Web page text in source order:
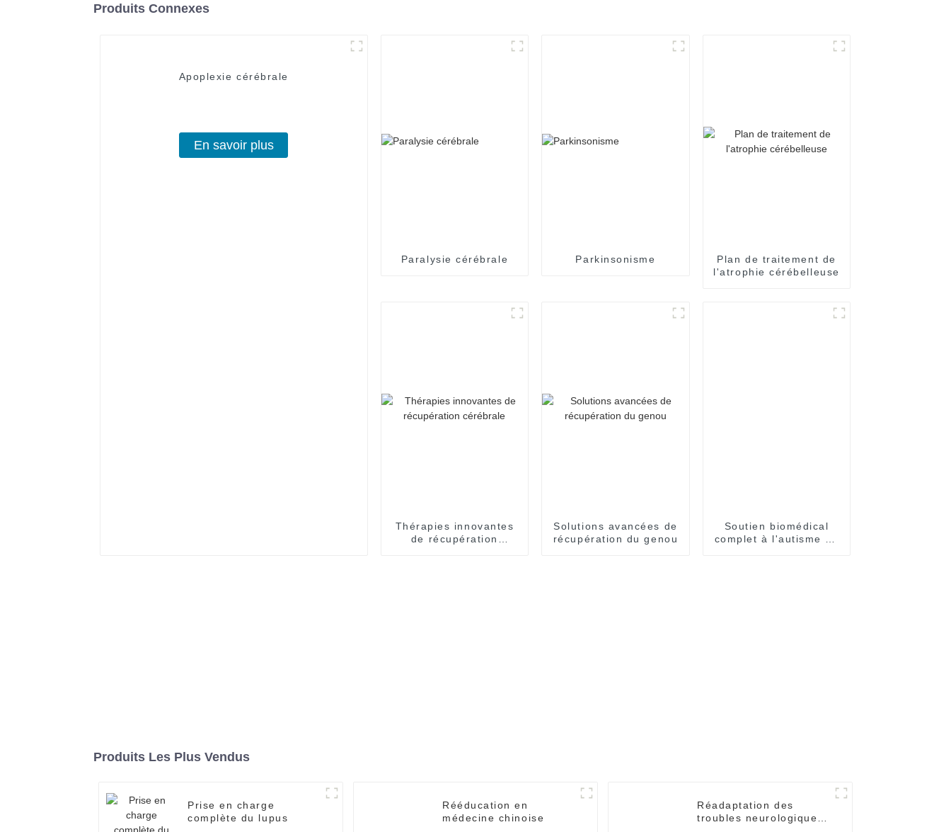
Produits Connexes
Apoplexie cérébrale
En savoir plus
Paralysie cérébrale Parkinsonisme
Plan de traitement de
l'atrophie cérébelleuse
Thérapies innovantes
de récupération
Solutions avancées de
récupération du genou
Soutien biomédical
complet à l'autisme de
Produits Les Plus Vendus
Prise en charge
complète du lupus
Rééducation en
médecine chinoise
Réadaptation des
troubles neurologiques